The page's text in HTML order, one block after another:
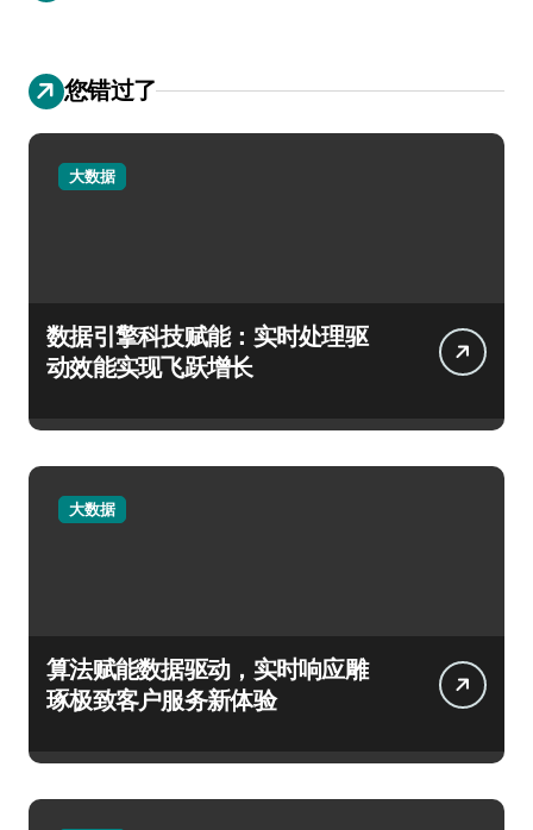
您错过了
大数据
数据引擎科技赋能：实时处理驱
动效能实现飞跃增长
大数据
算法赋能数据驱动，实时响应雕
琢极致客户服务新体验